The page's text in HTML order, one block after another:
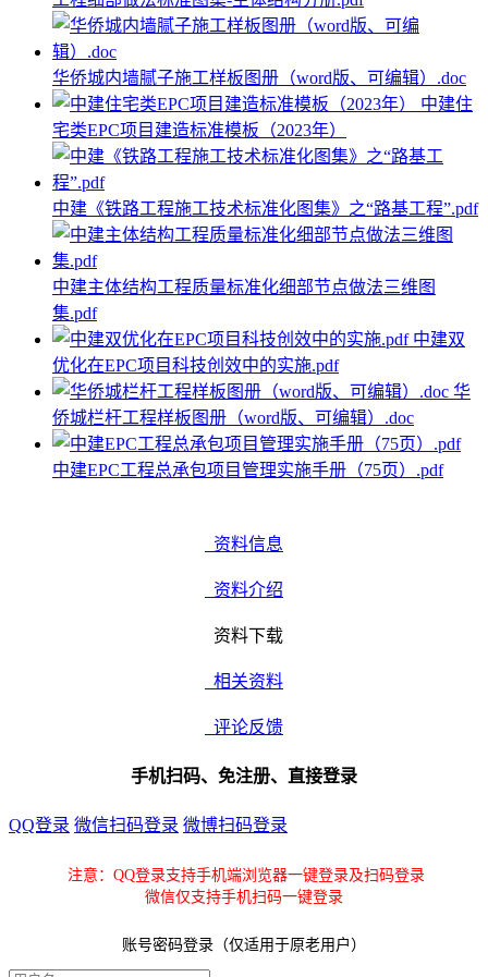
华侨城内墙腻子施工样板图册（word版、可编辑）.doc
中建住
宅类EPC项目建造标准模板（2023年）
中建《铁路工程施工技术标准化图集》之“路基工程”.pdf
中建主体结构工程质量标准化细部节点做法三维图
集.pdf
中建双
优化在EPC项目科技创效中的实施.pdf
华
侨城栏杆工程样板图册（word版、可编辑）.doc
中建EPC工程总承包项目管理实施手册（75页）.pdf
资料信息
资料介绍
资料下载
相关资料
评论反馈
手机扫码、免注册、直接登录
QQ登录 微信扫码登录 微博扫码登录
注意：QQ登录支持手机端浏览器一键登录及扫码登录
微信仅支持手机扫码一键登录
账号密码登录（仅适用于原老用户）